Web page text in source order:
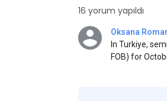
16 yorum yapıldı
Oksana
In Turkiye,
FOB) for